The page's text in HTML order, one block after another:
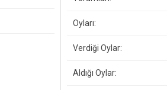
Oyları:
Verdiği Oylar:
Aldığı Oylar: